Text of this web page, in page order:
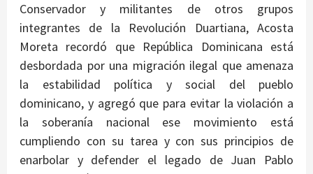
Conservador y militantes de otros grupos
integrantes de la Revolución Duartiana, Acosta
Moreta recordó que República Dominicana está
desbordada por una migración ilegal que amenaza
la estabilidad política y social del pueblo
dominicano, y agregó que para evitar la violación a
la soberanía nacional ese movimiento está
cumpliendo con su tarea y con sus principios de
enarbolar y defender el legado de Juan Pablo